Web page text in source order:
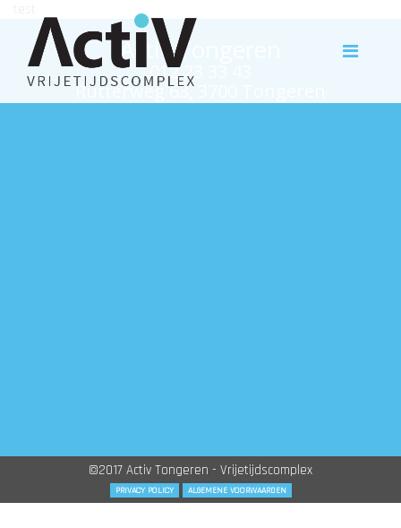
Activ Tongeren
012 23 33 43
Rutterweg 63, 3700 Tongeren
©2017 Activ Tongeren - Vrijetijdscomplex
PRIVACY POLICY ALGEMENE VOORWAARDEN